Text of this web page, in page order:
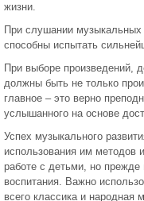
жизни.
При слушании
способны испытать
При выборе произведений,
должны быть не только
главное – это верно
услышанного на основе
Успех музыкального
использования им методов
работе с детьми, но прежде
воспитания. Важно
всего классика и народная